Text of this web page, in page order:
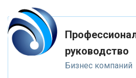
«ФК ОТКРЫТИЕ»
«ЗАПСИБКОМБАНК»
«РОСЕВРОБАНК»
руководство
Бизнес компаний